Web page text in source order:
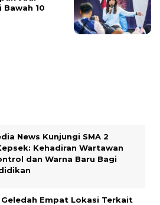
Bawah 10
News Kunjungi SMA 2
Kehadiran Wartawan
dan Warna Baru Bagi
Geledah Empat Lokasi Terkait